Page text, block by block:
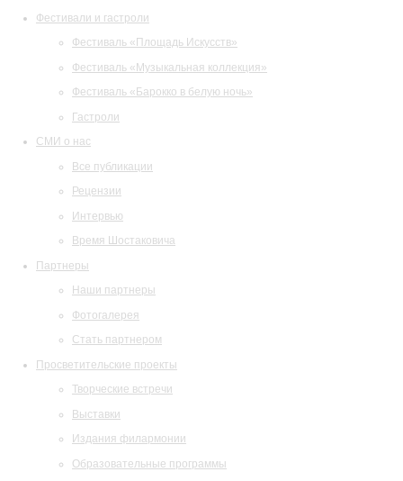
Фестивали и гастроли
Фестиваль «Площадь Искусств»
Фестиваль «Музыкальная коллекция»
Фестиваль «Барокко в белую ночь»
Гастроли
СМИ о нас
Все публикации
Рецензии
Интервью
Время Шостаковича
Партнеры
Наши партнеры
Фотогалерея
Стать партнером
Просветительские проекты
Творческие встречи
Выставки
Издания филармонии
Образовательные программы